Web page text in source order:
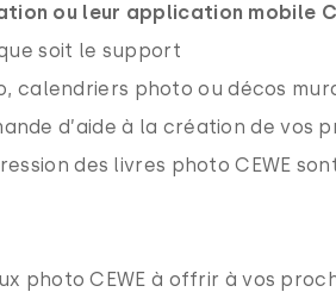
ou leur application mobile
soit le support
calendriers photo ou décos
d’aide à la création de vos
des livres photo CEWE
photo CEWE à offrir à vos